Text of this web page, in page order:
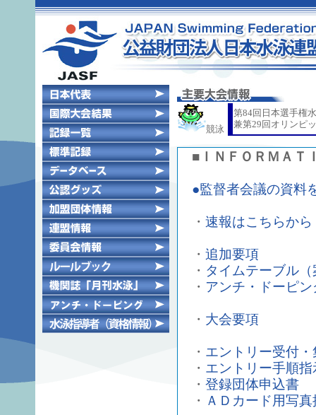
競泳
第84回日本選手権
兼第29回オリンピ
■ＩＮＦＯＲＭＡＴ
●監督者会議の資料
・ 速報はこちらか
・ 追加要項
・ タイムテーブル
・ アンチ・ドーピ
・ 大会要項
・ エントリー受付
・ エントリー手順
・ 登録団体申込書
・ ＡＤカード用写